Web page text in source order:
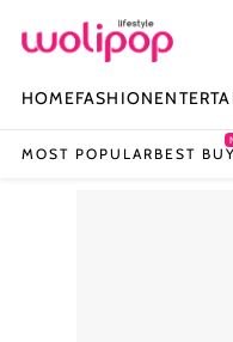
HOMEFASHION
MOST POPULAR BEST BUY